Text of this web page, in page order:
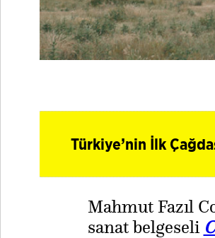
Türkiye’nin İlk
Mahmut Fazıl
sanat belgeseli